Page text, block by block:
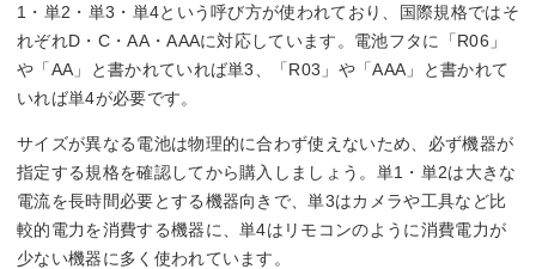
1・単2・単3・単4という呼び方が使われており、国際規格ではそ
れぞれD・C・AA・AAAに対応しています。電池フタに「R06」
や「AA」と書かれていれば単3、「R03」や「AAA」と書かれて
いれば単4が必要です。
サイズが異なる電池は物理的に合わず使えないため、必ず機器が
指定する規格を確認してから購入しましょう。単1・単2は大きな
電流を長時間必要とする機器向きで、単3はカメラや工具など比
較的電力を消費する機器に、単4はリモコンのように消費電力が
少ない機器に多く使われています。